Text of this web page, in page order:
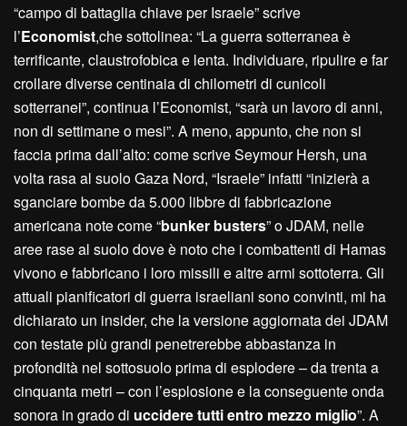
“campo di battaglia chiave per Israele” scrive
l’Economist,che sottolinea: “La guerra sotterranea è
terrificante, claustrofobica e lenta. Individuare, ripulire e far
crollare diverse centinaia di chilometri di cunicoli
sotterranei”, continua l’Economist, “sarà un lavoro di anni,
non di settimane o mesi”. A meno, appunto, che non si
faccia prima dall’alto: come scrive Seymour Hersh, una
volta rasa al suolo Gaza Nord, “Israele” infatti “inizierà a
sganciare bombe da 5.000 libbre di fabbricazione
americana note come “bunker busters” o JDAM, nelle
aree rase al suolo dove è noto che i combattenti di Hamas
vivono e fabbricano i loro missili e altre armi sottoterra. Gli
attuali pianificatori di guerra israeliani sono convinti, mi ha
dichiarato un insider, che la versione aggiornata dei JDAM
con testate più grandi penetrerebbe abbastanza in
profondità nel sottosuolo prima di esplodere – da trenta a
cinquanta metri – con l’esplosione e la conseguente onda
sonora in grado di uccidere tutti entro mezzo miglio”. A